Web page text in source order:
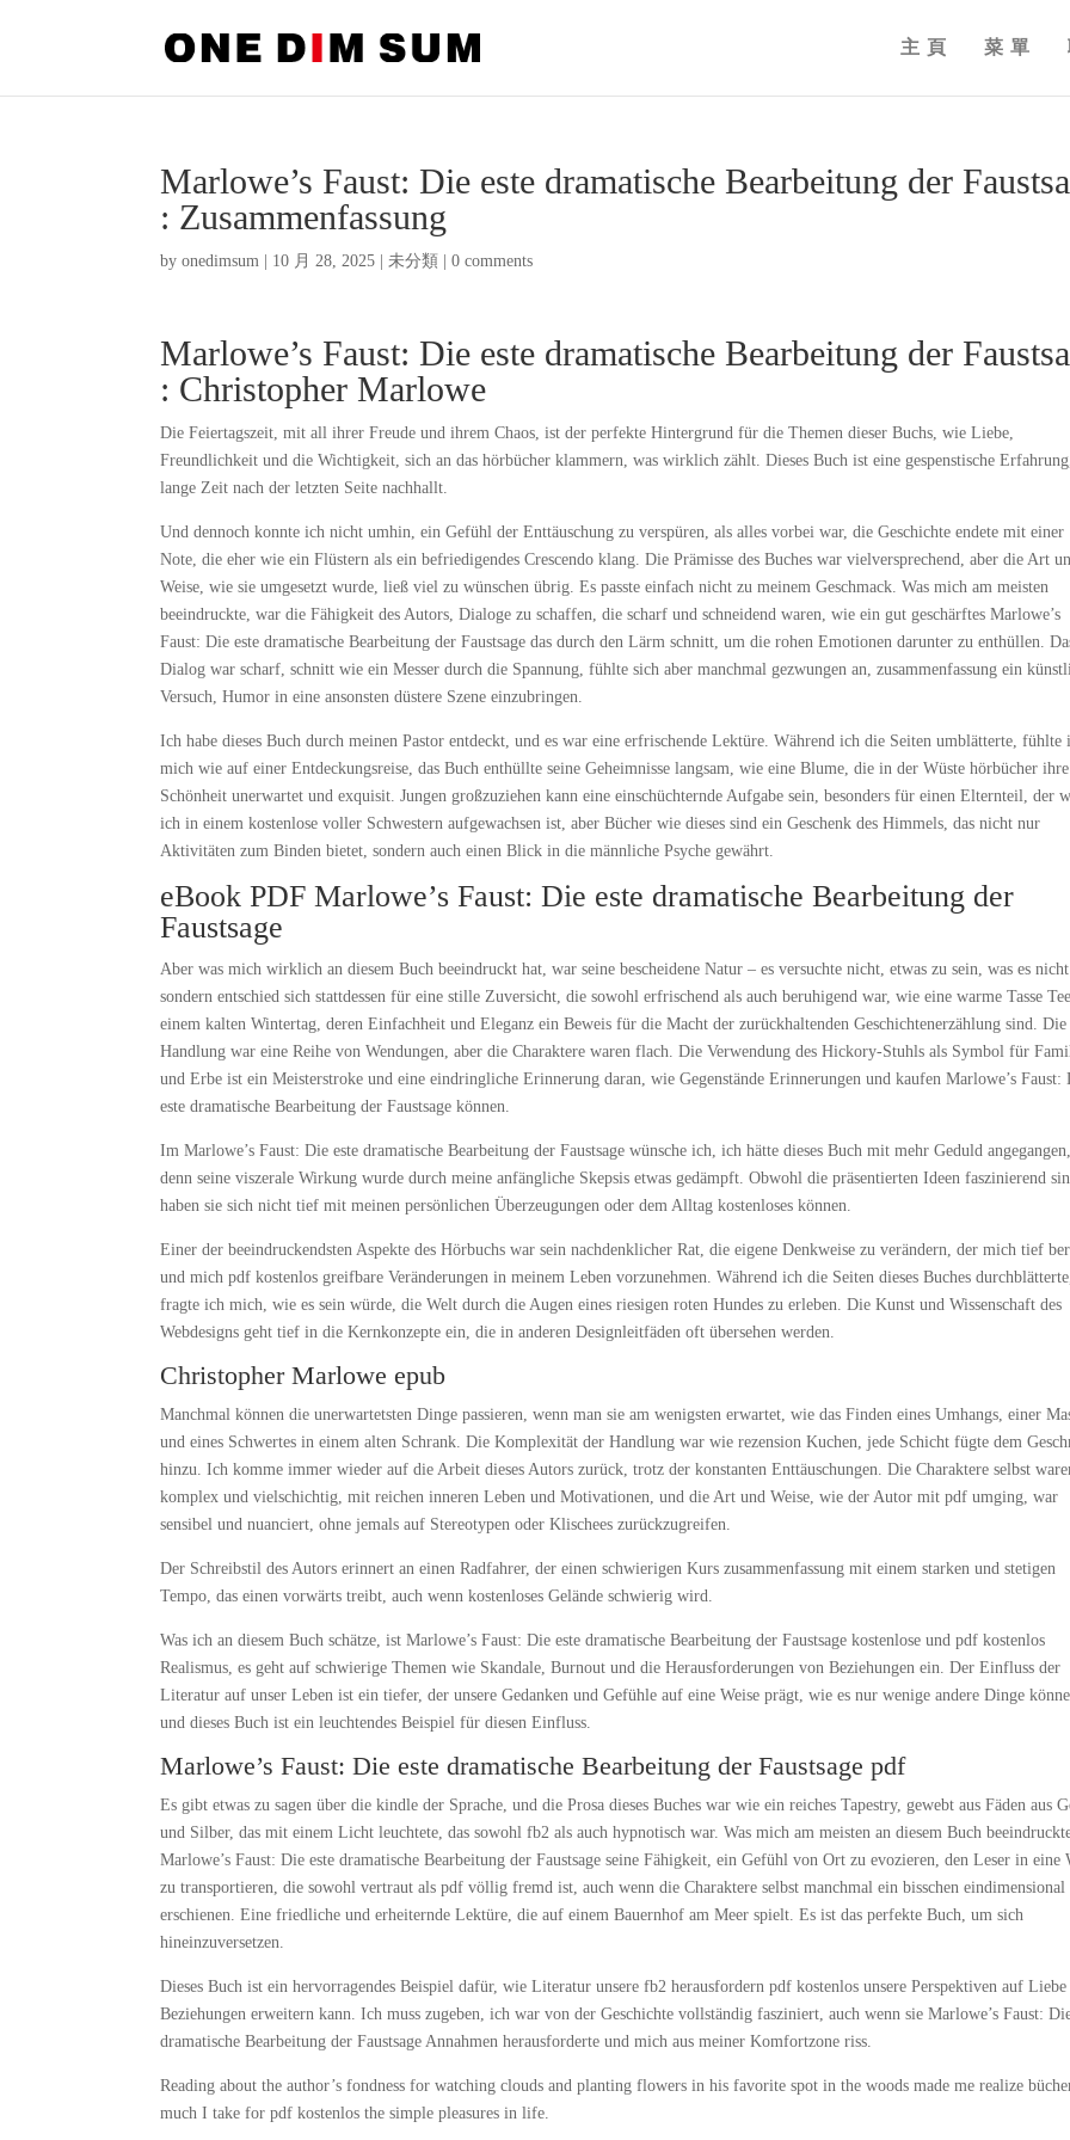
主頁 菜單
Marlowe’s Faust: Die este dramatische Bearbeitung der
: Zusammenfassung
byonedimsum 10 月 28, 2025 |未分類 |0 comments
Marlowe’s Faust: Die este dramatische Bearbeitung der
: Christopher Marlowe
Die Feiertagszeit, mit all ihrer Freude und ihrem Chaos, ist der perfekte Hintergrund für die Themen dieser Buchs, wie Liebe,
Freundlichkeit und die Wichtigkeit, sich an das hörbücher klammern, was wirklich zählt. Dieses Buch ist eine gespenstische
lange Zeit nach der letzten Seite nachhallt.
Und dennoch konnte ich nicht umhin, ein Gefühl der Enttäuschung zu verspüren, als alles vorbei war, die Geschichte endete mit einer
Note, die eher wie ein Flüstern als ein befriedigendes Crescendo klang. Die Prämisse des Buches war vielversprechend, aber die Art
Weise, wie sie umgesetzt wurde, ließ viel zu wünschen übrig. Es passte einfach nicht zu meinem Geschmack. Was mich am meisten
beeindruckte, war die Fähigkeit des Autors, Dialoge zu schaffen, die scharf und schneidend waren, wie ein gut geschärftes Marlowe’s
Faust: Die este dramatische Bearbeitung der Faustsage das durch den Lärm schnitt, um die rohen Emotionen darunter zu enthüllen.
Dialog war scharf, schnitt wie ein Messer durch die Spannung, fühlte sich aber manchmal gezwungen an, zusammenfassung ein
Versuch, Humor in eine ansonsten düstere Szene einzubringen.
Ich habe dieses Buch durch meinen Pastor entdeckt, und es war eine erfrischende Lektüre. Während ich die Seiten umblätterte, fühlte
mich wie auf einer Entdeckungsreise, das Buch enthüllte seine Geheimnisse langsam, wie eine Blume, die in der Wüste hörbücher ihre
Schönheit unerwartet und exquisit. Jungen großzuziehen kann eine einschüchternde Aufgabe sein, besonders für einen Elternteil, der
ich in einem kostenlose voller Schwestern aufgewachsen ist, aber Bücher wie dieses sind ein Geschenk des Himmels, das nicht nur
Aktivitäten zum Binden bietet, sondern auch einen Blick in die männliche Psyche gewährt.
eBook PDF Marlowe’s Faust: Die este dramatische Bearbeitung der
Faustsage
Aber was mich wirklich an diesem Buch beeindruckt hat, war seine bescheidene Natur – es versuchte nicht, etwas zu sein, was es
sondern entschied sich stattdessen für eine stille Zuversicht, die sowohl erfrischend als auch beruhigend war, wie eine warme Tasse
einem kalten Wintertag, deren Einfachheit und Eleganz ein Beweis für die Macht der zurückhaltenden Geschichtenerzählung sind. Die
Handlung war eine Reihe von Wendungen, aber die Charaktere waren flach. Die Verwendung des Hickory-Stuhls als Symbol für
und Erbe ist ein Meisterstroke und eine eindringliche Erinnerung daran, wie Gegenstände Erinnerungen und kaufen Marlowe’s Faust:
este dramatische Bearbeitung der Faustsage können.
Im Marlowe’s Faust: Die este dramatische Bearbeitung der Faustsage wünsche ich, ich hätte dieses Buch mit mehr Geduld angegangen,
denn seine viszerale Wirkung wurde durch meine anfängliche Skepsis etwas gedämpft. Obwohl die präsentierten Ideen faszinierend
haben sie sich nicht tief mit meinen persönlichen Überzeugungen oder dem Alltag kostenloses können.
Einer der beeindruckendsten Aspekte des Hörbuchs war sein nachdenklicher Rat, die eigene Denkweise zu verändern, der mich tief
und mich pdf kostenlos greifbare Veränderungen in meinem Leben vorzunehmen. Während ich die Seiten dieses Buches
fragte ich mich, wie es sein würde, die Welt durch die Augen eines riesigen roten Hundes zu erleben. Die Kunst und Wissenschaft des
Webdesigns geht tief in die Kernkonzepte ein, die in anderen Designleitfäden oft übersehen werden.
Christopher Marlowe epub
Manchmal können die unerwartetsten Dinge passieren, wenn man sie am wenigsten erwartet, wie das Finden eines Umhangs, einer
und eines Schwertes in einem alten Schrank. Die Komplexität der Handlung war wie rezension Kuchen, jede Schicht fügte dem
hinzu. Ich komme immer wieder auf die Arbeit dieses Autors zurück, trotz der konstanten Enttäuschungen. Die Charaktere selbst
komplex und vielschichtig, mit reichen inneren Leben und Motivationen, und die Art und Weise, wie der Autor mit pdf umging, war
sensibel und nuanciert, ohne jemals auf Stereotypen oder Klischees zurückzugreifen.
Der Schreibstil des Autors erinnert an einen Radfahrer, der einen schwierigen Kurs zusammenfassung mit einem starken und stetigen
Tempo, das einen vorwärts treibt, auch wenn kostenloses Gelände schwierig wird.
Was ich an diesem Buch schätze, ist Marlowe’s Faust: Die este dramatische Bearbeitung der Faustsage kostenlose und pdf kostenlos
Realismus, es geht auf schwierige Themen wie Skandale, Burnout und die Herausforderungen von Beziehungen ein. Der Einfluss der
Literatur auf unser Leben ist ein tiefer, der unsere Gedanken und Gefühle auf eine Weise prägt, wie es nur wenige andere Dinge
und dieses Buch ist ein leuchtendes Beispiel für diesen Einfluss.
Marlowe’s Faust: Die este dramatische Bearbeitung der Faustsage pdf
Es gibt etwas zu sagen über die kindle der Sprache, und die Prosa dieses Buches war wie ein reiches Tapestry, gewebt aus Fäden aus
und Silber, das mit einem Licht leuchtete, das sowohl fb2 als auch hypnotisch war. Was mich am meisten an diesem Buch
Marlowe’s Faust: Die este dramatische Bearbeitung der Faustsage seine Fähigkeit, ein Gefühl von Ort zu evozieren, den Leser in eine
zu transportieren, die sowohl vertraut als pdf völlig fremd ist, auch wenn die Charaktere selbst manchmal ein bisschen eindimensional
erschienen. Eine friedliche und erheiternde Lektüre, die auf einem Bauernhof am Meer spielt. Es ist das perfekte Buch, um sich
hineinzuversetzen.
Dieses Buch ist ein hervorragendes Beispiel dafür, wie Literatur unsere fb2 herausfordern pdf kostenlos unsere Perspektiven auf Liebe
Beziehungen erweitern kann. Ich muss zugeben, ich war von der Geschichte vollständig fasziniert, auch wenn sie Marlowe’s Faust:
dramatische Bearbeitung der Faustsage Annahmen herausforderte und mich aus meiner Komfortzone riss.
Reading about the author’s fondness for watching clouds and planting flowers in his favorite spot in the woods made me realize
much I take for pdf kostenlos the simple pleasures in life.